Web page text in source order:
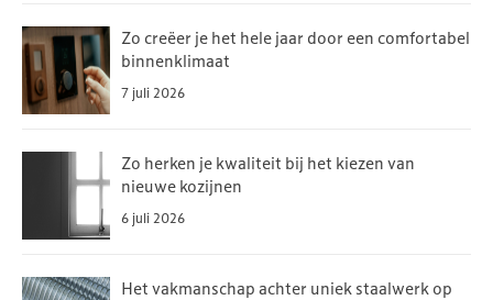
Zo creëer je het hele jaar door een comfortabel
binnenklimaat
7 juli 2026
Zo herken je kwaliteit bij het kiezen van
nieuwe kozijnen
6 juli 2026
Het vakmanschap achter uniek staalwerk op